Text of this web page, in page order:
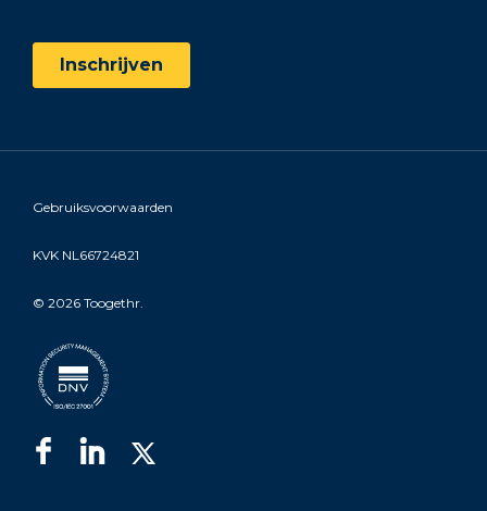
Gebruiksvoorwaarden
KVK NL66724821
© 2026 Toogethr.